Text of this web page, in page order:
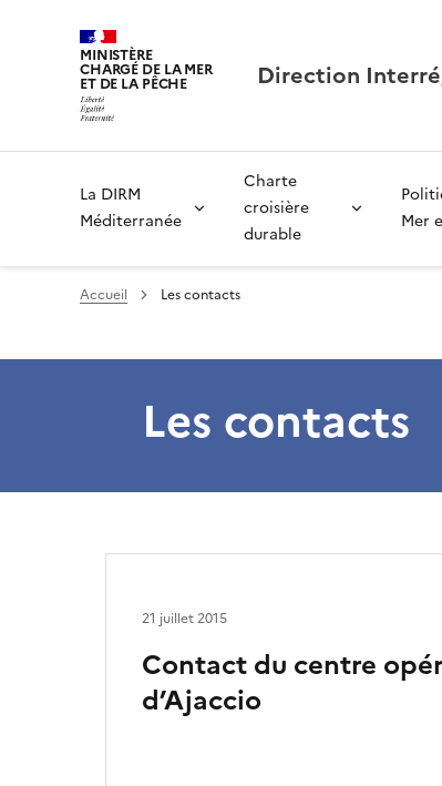
MINISTÈRE
CHARGÉ DE LA MER
ET DE LA PÊCHE Direction
La DIRM
Méditerranée
Charte
croisière
durable
Mer
Accueil Les contacts
Les contacts
Contact du centre
d’Ajaccio
21 juillet 2015